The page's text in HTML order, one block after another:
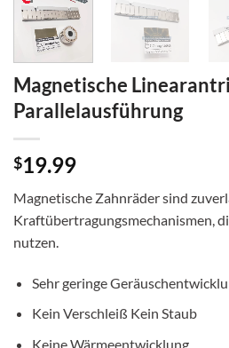
Magnetische
Parallelausführung
$19.99
Magnetische Zahnräder sind
Kraftübertragungsmechanismen,
nutzen.
Sehr geringe
Kein Verschleiß Kein Staub
Keine Wärmeentwicklung